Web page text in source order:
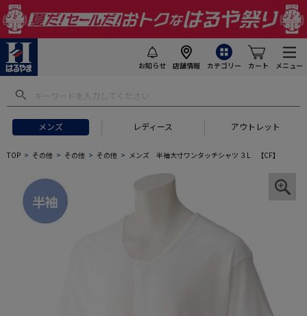
お知らせ 店舗情報 カテゴリー カート メニュー
メンズ レディース アウトレット
TOP その他 その他 その他 メンズ 半袖大寸ワンタッチシャツ ３L 【CF】